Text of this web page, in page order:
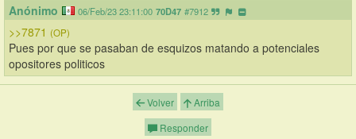
Anónimo
06/Feb/23 23:11:00 70D47 #7912
>>7871 (OP)
Pues por que se pasaban de esquizos matando a potenciales
opositores politicos
Volver
Arriba
Responder